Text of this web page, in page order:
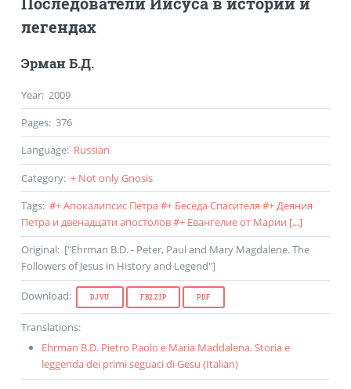
легендах
Эрман Б.Д.
Year: 2009
Pages: 376
Language: Russian
Category: + Not only Gnosis
Tags: #+ Апокалипсис Петра#+ Беседа Спасителя #+ Деяния
Петра и двенадцати апостолов#+ Евангелие от Марии [...]
Original: ["Ehrman B.D. - Peter, Paul and Mary Magdalene. The
Followers of Jesus in History and Legend"]
Download: DJVU FB2.ZIP PDF
Translations:
Ehrman B.D. Pietro Paolo e Maria Maddalena. Storia e
leggenda dei primi seguaci di Gesu (Italian)